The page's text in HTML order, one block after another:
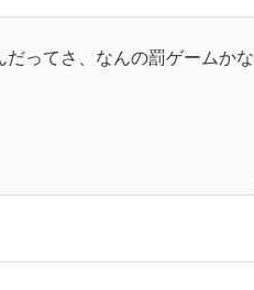
ってさ、なんの罰ゲームかな